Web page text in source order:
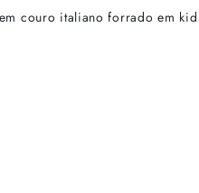
couro italiano forrado em kid